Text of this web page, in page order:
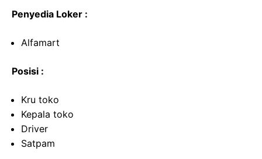
Penyedia Loker :
Alfamart
Posisi :
Kru toko
Kepala toko
Driver
Satpam